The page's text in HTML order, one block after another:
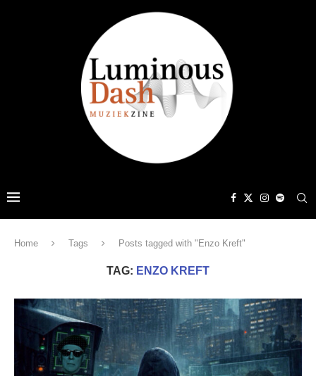
Home Tags Posts tagged with "Enzo Kreft"
TAG: ENZO KREFT